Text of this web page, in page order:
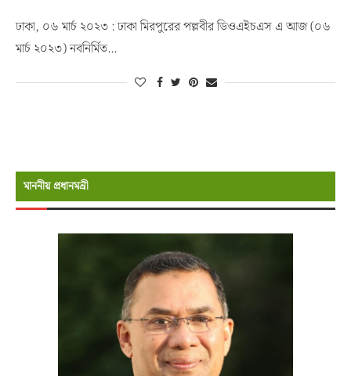
ঢাকা, ০৬ মার্চ ২০২৩ : ঢাকা মিরপুরের পল্লবীর ডিওএইচএস এ আজ (০৬
মার্চ ২০২৩) নবনির্মিত…
মাননীয় প্রধানমন্রী